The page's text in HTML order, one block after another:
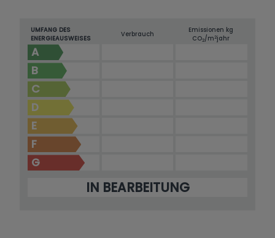
UMFANG DES
ENERGIEAUSWEISES
Verbrauch
Emissionen kg
CO2/m2jahr
A
B
C
D
E
F
G
IN BEARBEITUNG